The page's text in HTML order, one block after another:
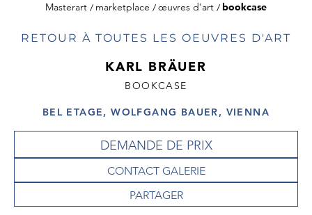
Masterart marketplace œuvres d'art bookcase
RETOUR À TOUTES LES OEUVRES D'ART
KARL BRÄUER
BOOKCASE
BEL ETAGE, WOLFGANG BAUER, VIENNA
DEMANDE DE PRIX
CONTACT GALERIE